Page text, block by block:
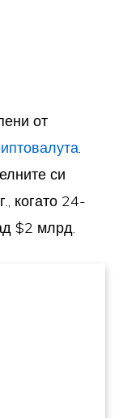
от
.
си
когато 24-
$2 млрд.